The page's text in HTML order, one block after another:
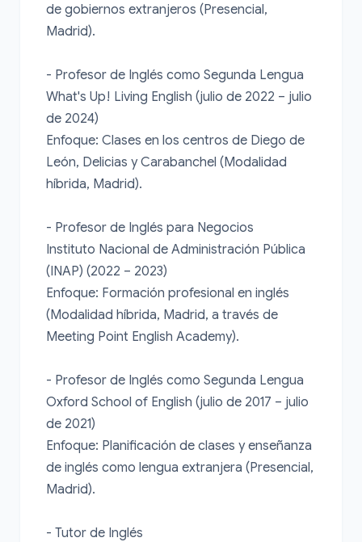
de gobiernos extranjeros (Presencial,
Madrid).
- Profesor de Inglés como Segunda Lengua
What's Up! Living English (julio de 2022 – julio
de 2024)
Enfoque: Clases en los centros de Diego de
León, Delicias y Carabanchel (Modalidad
híbrida, Madrid).
- Profesor de Inglés para Negocios
Instituto Nacional de Administración Pública
(INAP) (2022 – 2023)
Enfoque: Formación profesional en inglés
(Modalidad híbrida, Madrid, a través de
Meeting Point English Academy).
- Profesor de Inglés como Segunda Lengua
Oxford School of English (julio de 2017 – julio
de 2021)
Enfoque: Planificación de clases y enseñanza
de inglés como lengua extranjera (Presencial,
Madrid).
- Tutor de Inglés